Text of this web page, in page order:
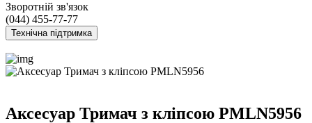
Зворотній зв'язок
(044) 455-77-77
Технічна підтримка
Аксесуар Тримач з кліпсою PMLN5956